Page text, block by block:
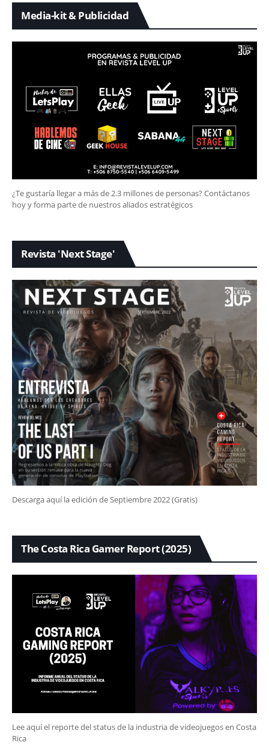
Media-kit & Publicidad
¿Te gustaría llegar a más de 2.3 millones de personas? Contáctanos
hoy y forma parte de nuestros aliados estratégicos
Revista 'Next Stage'
Descarga aquí la edición de Septiembre 2022 (Gratis)
The Costa Rica Gamer Report (2025)
Lee aquí el reporte del status de la industria de videojuegos en Costa
Rica